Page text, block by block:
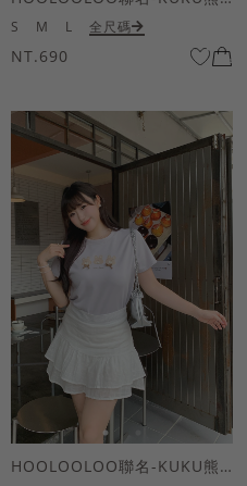
S M L 全尺碼
NT.690
HOOLOOLOO聯名-KUKU熊蝴蝶結短袖上衣